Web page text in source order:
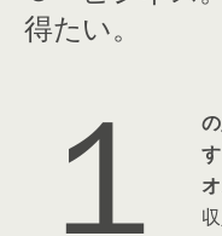
得たい。
１